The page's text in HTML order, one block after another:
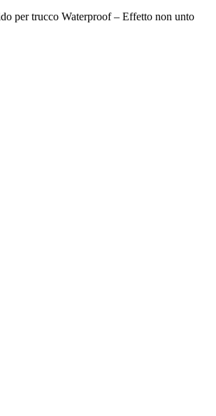
per trucco Waterproof – Effetto non unto